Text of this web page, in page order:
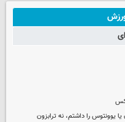
یوونتوس را داشتم، نه ترابزون